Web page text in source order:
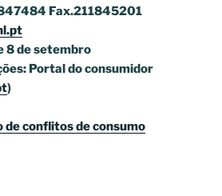
Fax.211845201
8 de setembro
Portal do consumidor
)
de conflitos de consumo